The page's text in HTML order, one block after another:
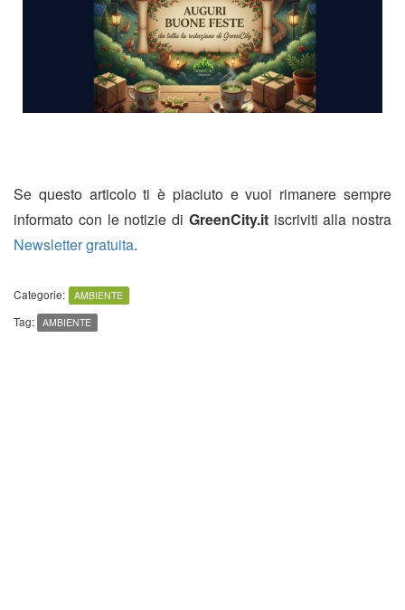
Se questo articolo ti è piaciuto e vuoi rimanere sempre
informato con le notizie di GreenCity.itiscriviti alla nostra
Newsletter gratuita.
Categorie: AMBIENTE
Tag: AMBIENTE